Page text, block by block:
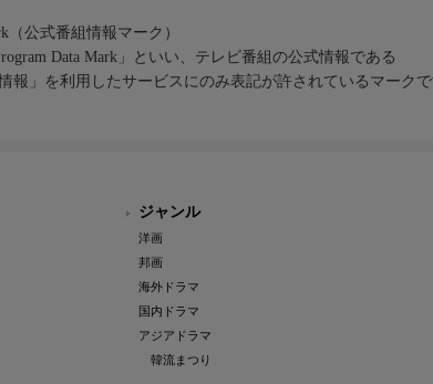
（公式番組情報マーク）
Data Mark」といい、テレビ番組の公式情報である
情報」を利用したサービスにのみ表記が許されているマークで
ジャンル
洋画
邦画
海外ドラマ
国内ドラマ
アジアドラマ
韓流まつり